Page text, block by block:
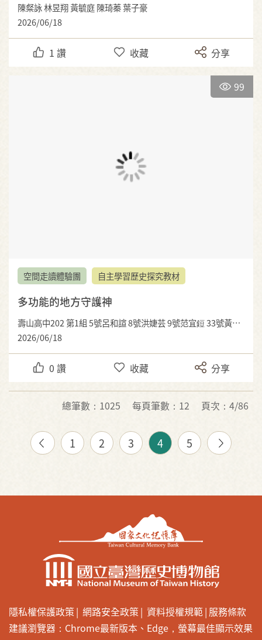
陳粲詠 林昱翔 黃毓庭 陳琦蓁 葉子豪
2026/06/18
1 讚 收藏 分享
99
空間走讀體驗團 自主學習歷史探究教材
多功能的地方守護神
壽山高中202 第1組 5號呂和諠 8號洪婕芸 9號范宜鋀 33號黃畇仁
2026/06/18
0 讚 收藏 分享
總筆數：1025 每頁筆數：12 頁次：4/86
1 2 3 4 5
隱私權保護政策 網路安全政策 資料授權規範 服務條款
建議瀏覽器：Chrome最新版本、Edge，螢幕最佳顯示效果